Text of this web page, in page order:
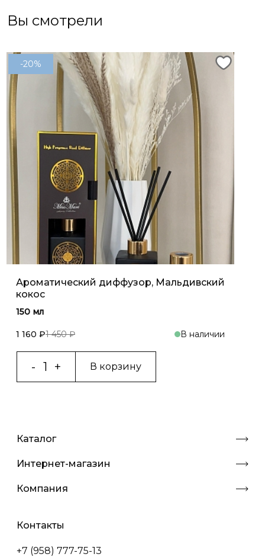
Вы смотрели
-20%
Ароматический диффузор, Мальдивский
кокос
150 мл
1 160 ₽1 450 ₽ В наличии
В корзину
Каталог
Интернет-магазин
Компания
Контакты
+7 (958) 777-75-13